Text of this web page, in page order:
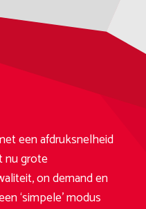
een afdruksnelheid
nu grote
on demand en
‘simpele’ modus